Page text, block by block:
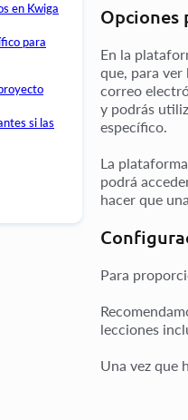
en Kwiga
para
si las
Opciones
En la
que, para ver
correo
y podrás
específico.
La
podrá
hacer que
Para
lecciones
Una vez que